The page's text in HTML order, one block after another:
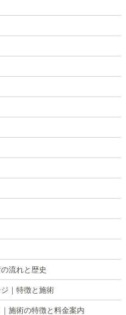
流れと歴史
｜特徴と施術
施術の特徴と料金案内